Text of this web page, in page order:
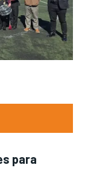
para